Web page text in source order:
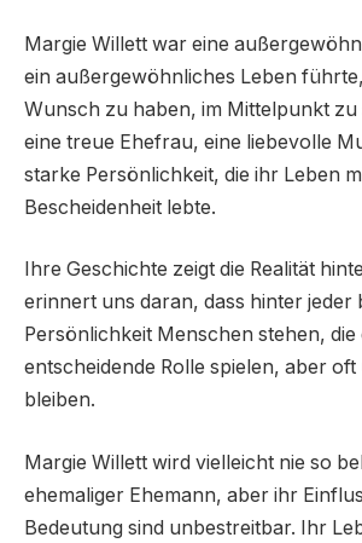
Margie Willett war eine
ein außergewöhnliches Leben
Wunsch zu haben, im Mittelpunkt zu
eine treue Ehefrau, eine liebevolle
starke Persönlichkeit, die ihr Leben
Bescheidenheit lebte.
Ihre Geschichte zeigt die Realität
erinnert uns daran, dass hinter jeder
Persönlichkeit Menschen stehen, die
entscheidende Rolle spielen, aber
bleiben.
Margie Willett wird vielleicht nie so
ehemaliger Ehemann, aber ihr
Bedeutung sind unbestreitbar. Ihr